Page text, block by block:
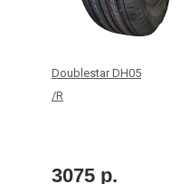
Doublestar DH05
/R
3075 р.